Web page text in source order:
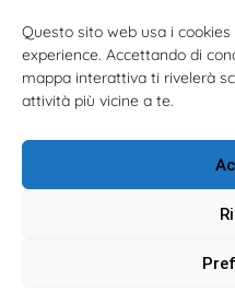
Questo sito web usa i
experience. Accettando di
mappa interattiva ti rivelerà
attività più vicine a te.